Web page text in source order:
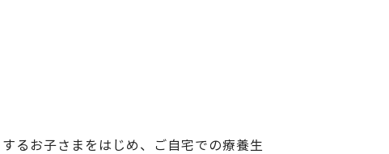
るお子さまをはじめ、ご自宅での療養生